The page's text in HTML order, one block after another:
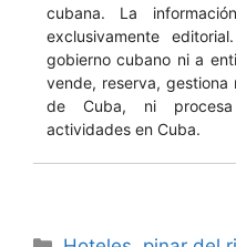
cubana. La
exclusivamente
gobierno cubano ni a
vende, reserva, gestiona
de Cuba, ni
actividades en Cuba.
Categories